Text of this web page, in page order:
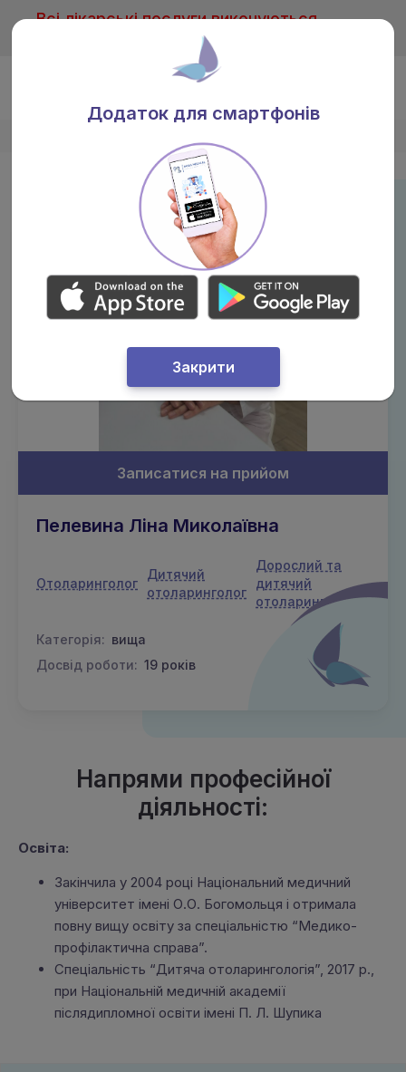
Всі лікарські послуги виконуються
тільки після консультації лікаря
Записатися на прийом
Пелевина Ліна Миколаївна
Отоларинголог
Дитячий
отоларинголог
Дорослий та
дитячий
отоларинголог
Категорія: вища
Досвід роботи: 19 років
Напрями професійної
діяльності:
Освіта:
Закінчила у 2004 році Національний медичний
університет імені О.О. Богомольця і отримала
повну вищу освіту за спеціальністю “Медико-
профілактична справа”.
Спеціальність “Дитяча отоларингологія”, 2017 р.,
при Національній медичній академії
післядипломної освіти імені П. Л. Шупика
Додаток для смартфонів
Закрити